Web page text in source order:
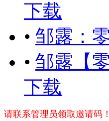
下载
• 邹露：
• 邹露【
下载
请联系管理员领取邀请码